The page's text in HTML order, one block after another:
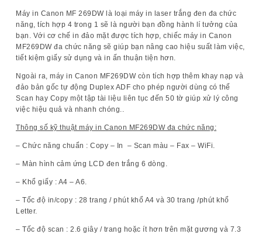
Máy in Canon MF 269DW là loại máy in laser trắng đen đa chức
năng, tích hợp 4 trong 1 sẽ là người bạn đồng hành lí tưởng của
bạn. Với cơ chế in đảo mặt được tích hợp, chiếc máy in Canon
MF269DW đa chức năng sẽ giúp bạn nâng cao hiệu suất làm việc,
tiết kiệm giấy sử dụng và in ấn thuận tiện hơn.
Ngoài ra, máy in Canon MF269DW còn tích hợp thêm khay nạp và
đảo bản gốc tự động Duplex ADF cho phép người dùng có thể
Scan hay Copy một tập tài liệu liên tục đến 50 tờ giúp xử lý công
việc hiệu quả và nhanh chóng..
Thông số kỹ thuật máy in Canon MF269DW đa chức năng:
– Chức năng chuẩn : Copy – In – Scan màu – Fax – WiFi.
– Màn hình cảm ứng LCD đen trắng 6 dòng.
– Khổ giấy : A4 – A6.
– Tốc độ in/copy : 28 trang / phút khổ A4 và 30 trang /phút khổ
Letter.
– Tốc độ scan : 2.6 giây / trang hoặc ít hơn trên mặt gương và 7.3